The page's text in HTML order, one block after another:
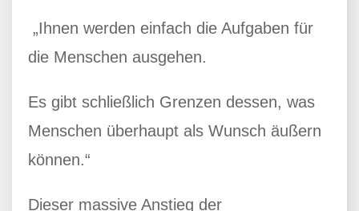
„Ihnen werden einfach die Aufgaben für
die Menschen ausgehen.
Es gibt schließlich Grenzen dessen, was
Menschen überhaupt als Wunsch äußern
können.“
Dieser massive Anstieg der